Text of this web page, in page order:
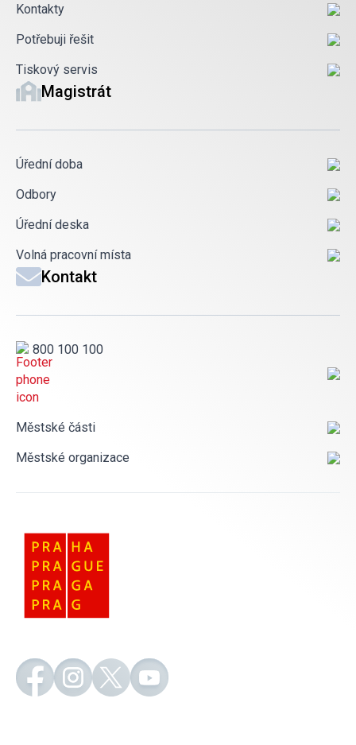
Kontakty
Potřebuji řešit
Tiskový servis
Magistrát
Úřední doba
Odbory
Úřední deska
Volná pracovní místa
Kontakt
800 100 100
Městské části
Městské organizace